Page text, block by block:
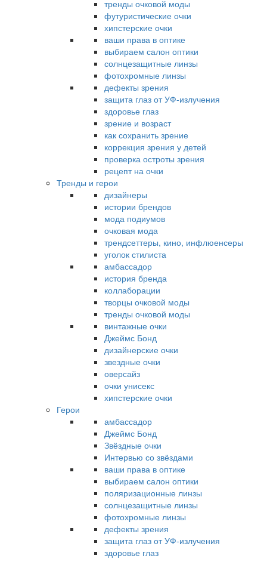
тренды очковой моды
футуристические очки
хипстерские очки
ваши права в оптике
выбираем салон оптики
солнцезащитные линзы
фотохромные линзы
дефекты зрения
защита глаз от УФ-излучения
здоровье глаз
зрение и возраст
как сохранить зрение
коррекция зрения у детей
проверка остроты зрения
рецепт на очки
Тренды и герои
дизайнеры
истории брендов
мода подиумов
очковая мода
трендсеттеры, кино, инфлюенсеры
уголок стилиста
амбассадор
история бренда
коллаборации
творцы очковой моды
тренды очковой моды
винтажные очки
Джеймс Бонд
дизайнерские очки
звездные очки
оверсайз
очки унисекс
хипстерские очки
Герои
амбассадор
Джеймс Бонд
Звёздные очки
Интервью со звёздами
ваши права в оптике
выбираем салон оптики
поляризационные линзы
солнцезащитные линзы
фотохромные линзы
дефекты зрения
защита глаз от УФ-излучения
здоровье глаз